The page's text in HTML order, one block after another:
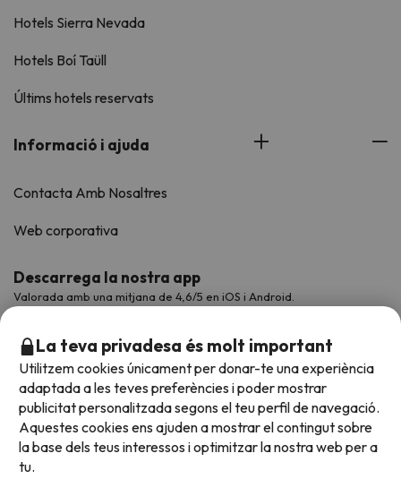
Hotels Sierra Nevada
Hotels Boí Taüll
Últims hotels reservats
Informació i ajuda
Contacta Amb Nosaltres
Web corporativa
Descarrega la nostra app
Valorada amb una mitjana de 4,6/5 en iOS i Android.
La teva privadesa és molt important
Utilitzem cookies únicament per donar-te una experiència
adaptada a les teves preferències i poder mostrar
publicitat personalitzada segons el teu perfil de navegació.
Aquestes cookies ens ajuden a mostrar el contingut sobre
la base dels teus interessos i optimitzar la nostra web per a
tu.